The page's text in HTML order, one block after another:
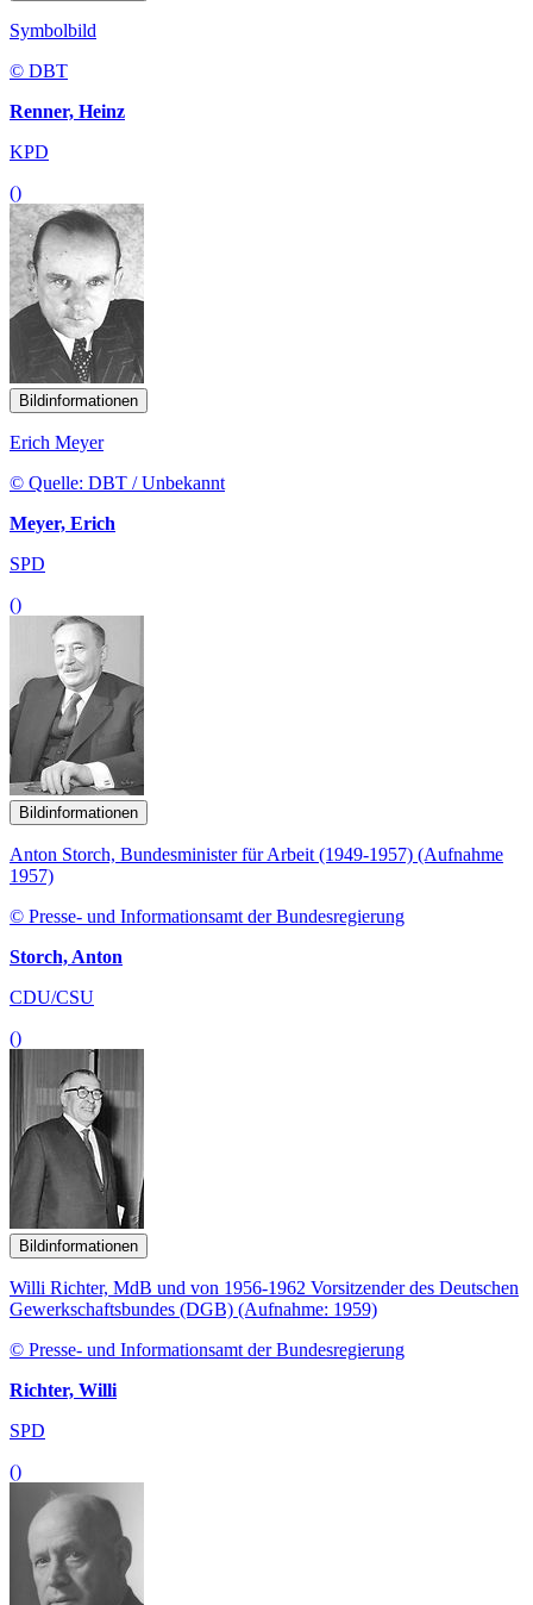
Symbolbild
© DBT
Renner, Heinz
KPD
()
Bildinformationen
Erich Meyer
© Quelle: DBT / Unbekannt
Meyer, Erich
SPD
()
Bildinformationen
Anton Storch, Bundesminister für Arbeit (1949-1957) (Aufnahme
1957)
© Presse- und Informationsamt der Bundesregierung
Storch, Anton
CDU/CSU
()
Bildinformationen
Willi Richter, MdB und von 1956-1962 Vorsitzender des Deutschen
Gewerkschaftsbundes (DGB) (Aufnahme: 1959)
© Presse- und Informationsamt der Bundesregierung
Richter, Willi
SPD
()